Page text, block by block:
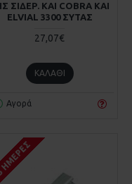
ΣΙΔΕΡ. KAI COBRA KAI
ELVIAL 3300 ΣΥΤΑΣ
27,07€
ΚΑΛΆΘΙ
Αγορά